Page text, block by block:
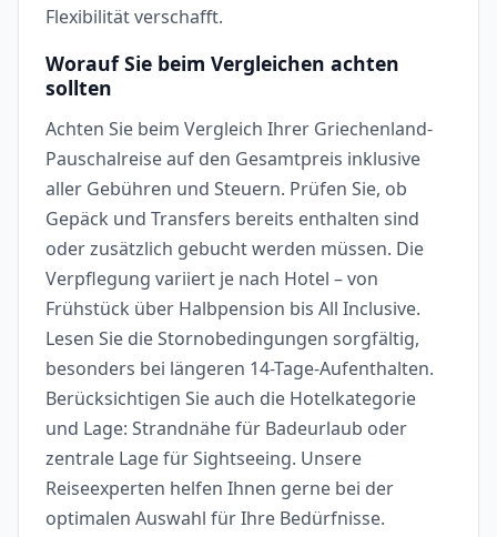
Flexibilität verschafft.
Worauf Sie beim Vergleichen achten
sollten
Achten Sie beim Vergleich Ihrer Griechenland-
Pauschalreise auf den Gesamtpreis inklusive
aller Gebühren und Steuern. Prüfen Sie, ob
Gepäck und Transfers bereits enthalten sind
oder zusätzlich gebucht werden müssen. Die
Verpflegung variiert je nach Hotel – von
Frühstück über Halbpension bis All Inclusive.
Lesen Sie die Stornobedingungen sorgfältig,
besonders bei längeren 14-Tage-Aufenthalten.
Berücksichtigen Sie auch die Hotelkategorie
und Lage: Strandnähe für Badeurlaub oder
zentrale Lage für Sightseeing. Unsere
Reiseexperten helfen Ihnen gerne bei der
optimalen Auswahl für Ihre Bedürfnisse.